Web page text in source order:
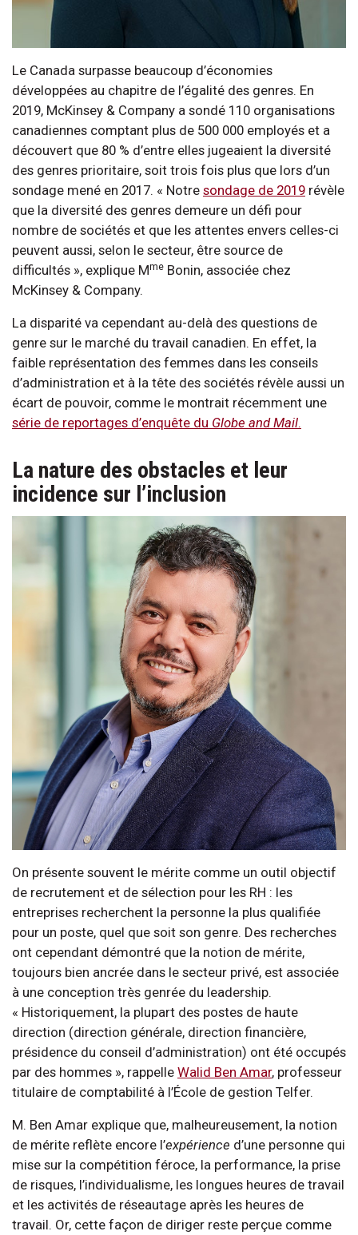
Le Canada surpasse beaucoup d’économies
développées au chapitre de l’égalité des genres. En
2019, McKinsey & Company a sondé 110 organisations
canadiennes comptant plus de 500 000 employés et a
découvert que 80 % d’entre elles jugeaient la diversité
des genres prioritaire, soit trois fois plus que lors d’un
sondage mené en 2017. « Notre sondage de 2019 révèle
que la diversité des genres demeure un défi pour
nombre de sociétés et que les attentes envers celles-ci
peuvent aussi, selon le secteur, être source de
difficultés », explique Mme Bonin, associée chez
McKinsey & Company.
La disparité va cependant au-delà des questions de
genre sur le marché du travail canadien. En effet, la
faible représentation des femmes dans les conseils
d’administration et à la tête des sociétés révèle aussi un
écart de pouvoir, comme le montrait récemment une
série de reportages d’enquête du Globe and Mail.
La nature des obstacles et leur
incidence sur l’inclusion
On présente souvent le mérite comme un outil objectif
de recrutement et de sélection pour les RH : les
entreprises recherchent la personne la plus qualifiée
pour un poste, quel que soit son genre. Des recherches
ont cependant démontré que la notion de mérite,
toujours bien ancrée dans le secteur privé, est associée
à une conception très genrée du leadership.
« Historiquement, la plupart des postes de haute
direction (direction générale, direction financière,
présidence du conseil d’administration) ont été occupés
par des hommes », rappelle Walid Ben Amar, professeur
titulaire de comptabilité à l’École de gestion Telfer.
M. Ben Amar explique que, malheureusement, la notion
de mérite reflète encore l’expérience d’une personne qui
mise sur la compétition féroce, la performance, la prise
de risques, l’individualisme, les longues heures de travail
et les activités de réseautage après les heures de
travail. Or, cette façon de diriger reste perçue comme